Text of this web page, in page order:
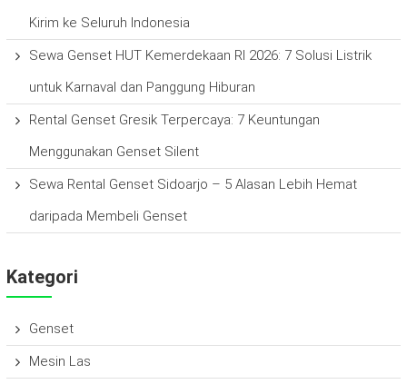
Kirim ke Seluruh Indonesia
Sewa Genset HUT Kemerdekaan RI 2026: 7 Solusi Listrik
untuk Karnaval dan Panggung Hiburan
Rental Genset Gresik Terpercaya: 7 Keuntungan
Menggunakan Genset Silent
Sewa Rental Genset Sidoarjo – 5 Alasan Lebih Hemat
daripada Membeli Genset
Kategori
Genset
Mesin Las